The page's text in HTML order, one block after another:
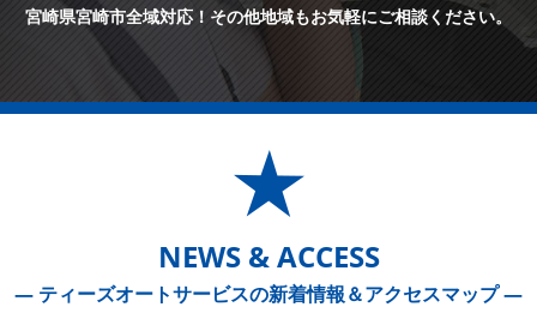
宮崎県宮崎市全域対応！ その他地域もお気軽にご相談ください。
NEWS & ACCESS
― ティーズオートサービスの新着情報＆アクセスマップ ―